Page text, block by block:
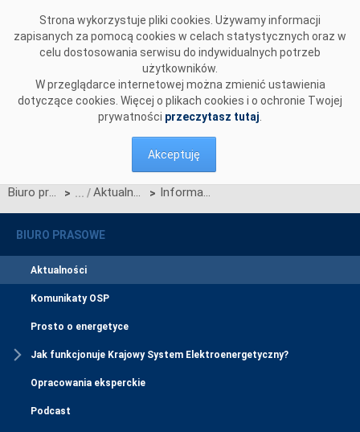
Strona wykorzystuje pliki cookies. Używamy informacji
zapisanych za pomocą cookies w celach statystycznych oraz w
celu dostosowania serwisu do indywidualnych potrzeb
użytkowników.
W przeglądarce internetowej można zmienić ustawienia
dotyczące cookies. Więcej o plikach cookies i o ochronie Twojej
prywatności przeczytasz tutaj
Akceptuję
Biuro prasowe > Aktualności > Informacja OSP z dnia 1 lutego 2024 r. w sprawie rozpoczęcia procesu konsultacji Projektu Zaktualizowanych Wymogów ogólnego stosowania wynikających z Rozporządzenia Komisji (UE) 2016/631 z dnia 14 kwietnia 2016 r. ustanawiającego kodeks sieci dotyczący wymogów w zakresie przyłączenia jednostek wytwórczych do sieci
BIURO PRASOWE
Aktualności
Komunikaty OSP
Prosto o energetyce
Jak funkcjonuje Krajowy System Elektroenergetyczny?
Opracowania eksperckie
Podcast